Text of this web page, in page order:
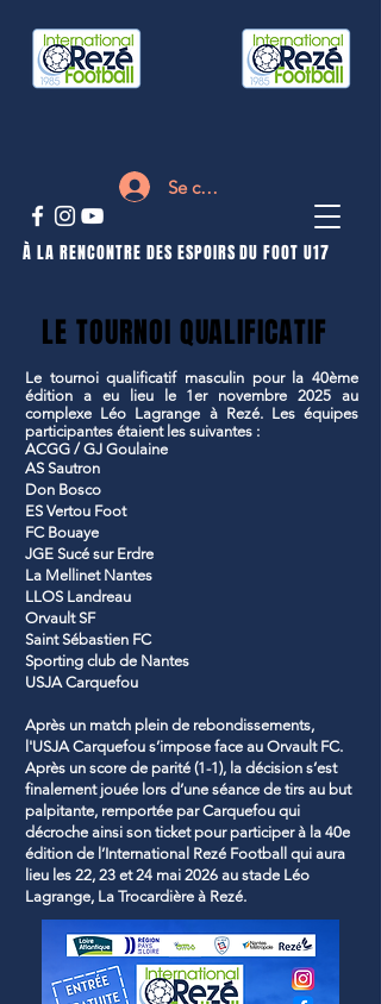
Se connecter
À LA RENCONTRE DES ESPOIRS DU FOOT U17
LE TOURNOI QUALIFICATIF
Le tournoi qualificatif masculin pour la 40ème
édition a eu lieu le 1er novembre 2025 au
complexe Léo Lagrange à Rezé. Les équipes
participantes étaient les suivantes :
ACGG / GJ Goulaine
AS Sautron
Don Bosco
ES Vertou Foot
FC Bouaye
JGE Sucé sur Erdre
La Mellinet Nantes
LLOS Landreau
Orvault SF
Saint Sébastien FC
Sporting club de Nantes
USJA Carquefou
Après un match plein de rebondissements,
l'USJA Carquefou s’impose face au Orvault FC.
Après un score de parité (1-1), la décision s’est
finalement jouée lors d’une séance de tirs au but
palpitante, remportée par Carquefou qui
décroche ainsi son ticket pour participer à la 40e
édition de l’International Rezé Football qui aura
lieu les 22, 23 et 24 mai 2026 au stade Léo
Lagrange, La Trocardière à Rezé.